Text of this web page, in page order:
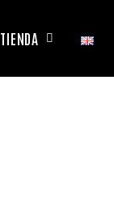
TIENDA